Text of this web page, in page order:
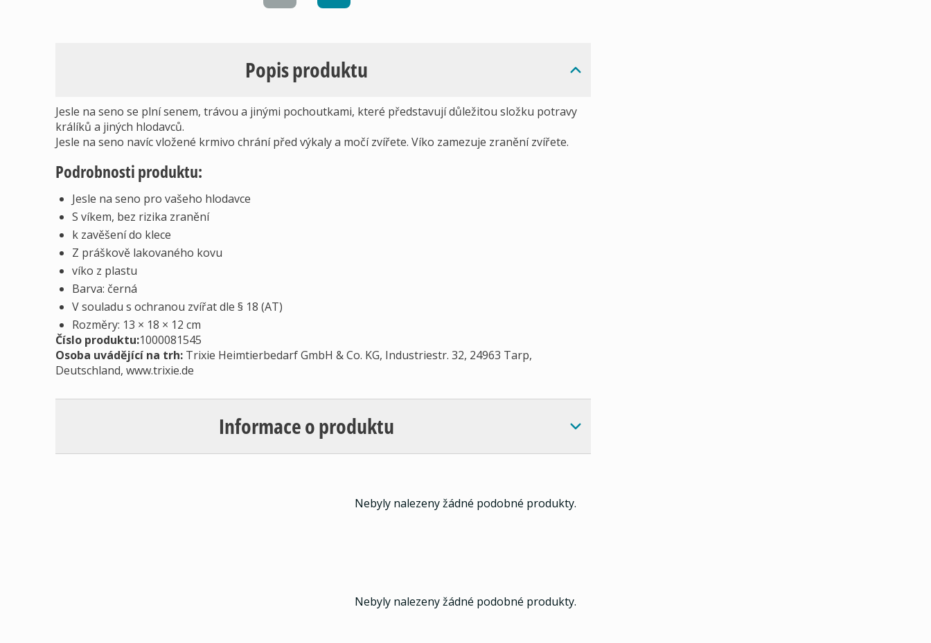
Popis produktu
Jesle na seno se plní senem, trávou a jinými pochoutkami, které představují důležitou složku potravy
králíků a jiných hlodavců.
Jesle na seno navíc vložené krmivo chrání před výkaly a močí zvířete. Víko zamezuje zranění zvířete.
Podrobnosti produktu:
Jesle na seno pro vašeho hlodavce
S víkem, bez rizika zranění
k zavěšení do klece
Z práškově lakovaného kovu
víko z plastu
Barva: černá
V souladu s ochranou zvířat dle § 18 (AT)
Rozměry: 13 × 18 × 12 cm
Číslo produktu:1000081545
Osoba uvádějící na trh: Trixie Heimtierbedarf GmbH & Co. KG, Industriestr. 32, 24963 Tarp,
Deutschland, www.trixie.de
Informace o produktu
Nebyly nalezeny žádné podobné produkty.
Nebyly nalezeny žádné podobné produkty.